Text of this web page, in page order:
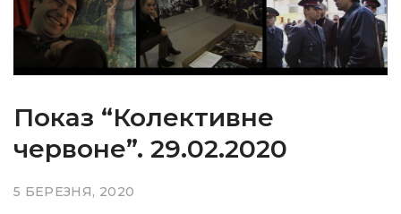
Показ “Колективне
червоне”. 29.02.2020
5 БЕРЕЗНЯ, 2020